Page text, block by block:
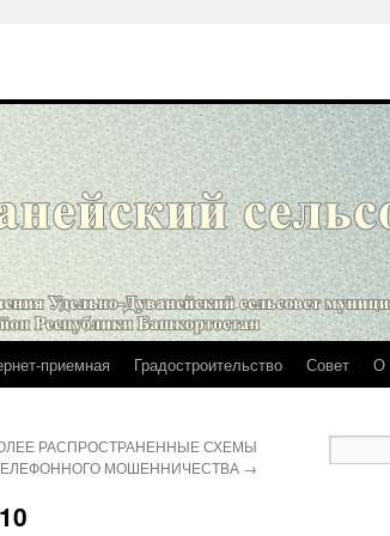
приемная Градостроительство Совет О
РАСПРОСТРАНЕННЫЕ СХЕМЫ
МОШЕННИЧЕСТВА →